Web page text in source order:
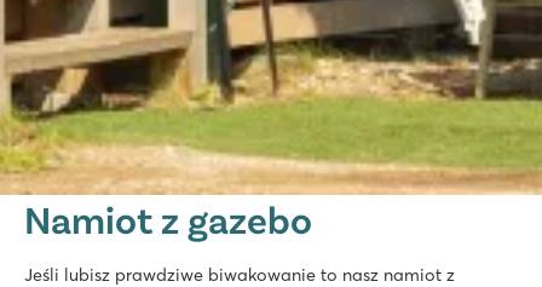
Namiot z gazebo
Jeśli lubisz prawdziwe biwakowanie to nasz namiot z